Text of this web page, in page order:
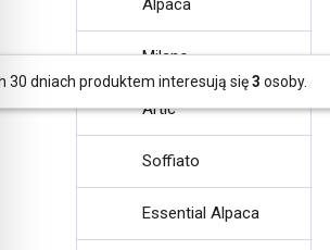
W ostatnich 30 dniach produktem interesują się
Alpaca
Milano
Artic
Soffiato
Essential Alpaca